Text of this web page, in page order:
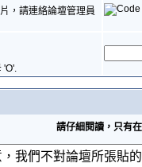
，請連絡論壇管理員
'O'.
請仔細閱讀，只有